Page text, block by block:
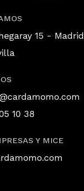
15 - Madrid
10 38
Y MICE